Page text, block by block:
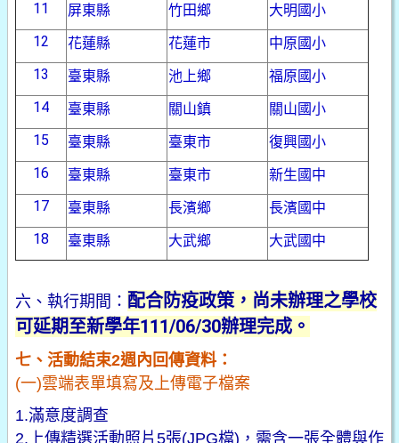
11
屏東縣 竹田鄉
大明國小
12
花蓮縣 花蓮市
中原國小
13
臺東縣 池上鄉
福原國小
14
臺東縣 關山鎮
關山國小
15
臺東縣 臺東市
復興國小
16
臺東縣 臺東市
新生國中
17
臺東縣 長濱鄉
長濱國中
18
臺東縣 大武鄉 大武國中
六、執行期間： 配合防疫政策，尚未辦理之學校
可延期至新學年111/06/30辦理完成。
七、活動結束2週內回傳資料：
(一)雲端表單填寫及上傳電子檔案
1.滿意度調查
2.上傳精選活動照片5張(JPG檔)，需含一張全體與作